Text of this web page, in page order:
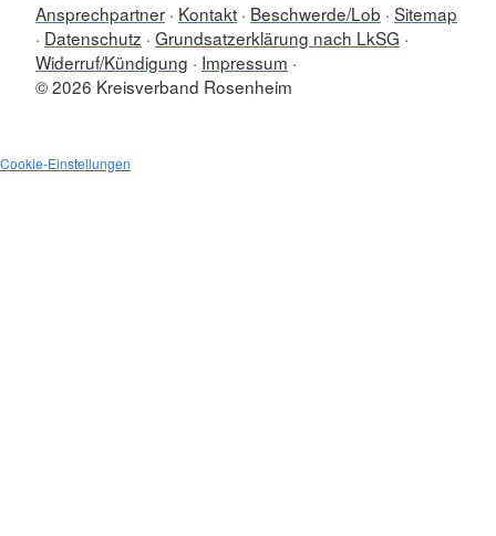
Ansprechpartner Kontakt Beschwerde/Lob Sitemap
Datenschutz Grundsatzerklärung nach LkSG
Widerruf/Kündigung
Impressum
© 2026 Kreisverband Rosenheim
Cookie-Einstellungen